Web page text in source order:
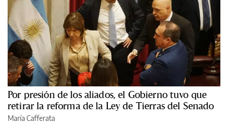
Por presión de los aliados, el Gobierno tuvo que
retirar la reforma de la Ley de Tierras del Senado
María Cafferata